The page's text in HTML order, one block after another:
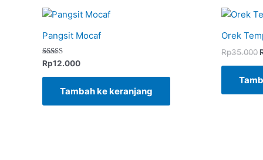
Pangsit Mocaf
Dinilai
5.00
dari 5
Rp12.000
Tambah ke keranjang
Orek
Rp35.000